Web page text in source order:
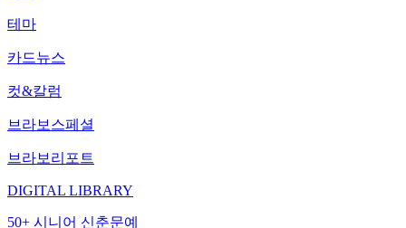
테마
카드뉴스
컷&칼럼
브라보스페셜
브라보리포트
DIGITAL LIBRARY
50+ 시니어 신춘문예